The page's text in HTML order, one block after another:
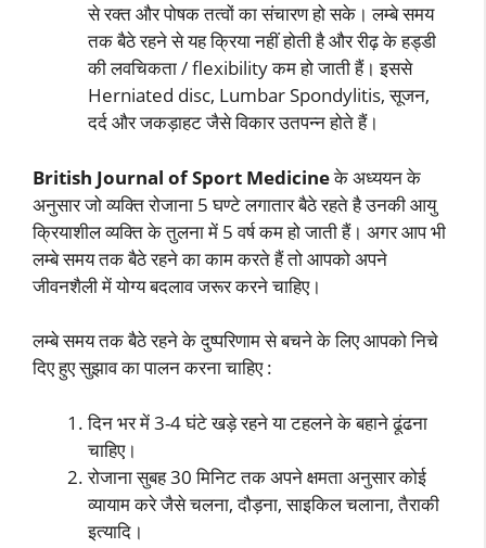
से रक्त और पोषक तत्वों का संचारण हो सके। लम्बे समय
तक बैठे रहने से यह क्रिया नहीं होती है और रीढ़ के हड्डी
की लवचिकता / flexibility कम हो जाती हैं। इससे
Herniated disc, Lumbar Spondylitis, सूजन,
दर्द और जकड़ाहट जैसे विकार उतपन्न होते हैं।
British Journal of Sport Medicineके अध्ययन के
अनुसार जो व्यक्ति रोजाना 5 घण्टे लगातार बैठे रहते है उनकी आयु
क्रियाशील व्यक्ति के तुलना में 5 वर्ष कम हो जाती हैं। अगर आप भी
लम्बे समय तक बैठे रहने का काम करते हैं तो आपको अपने
जीवनशैली में योग्य बदलाव जरूर करने चाहिए।
लम्बे समय तक बैठे रहने के दुष्परिणाम से बचने के लिए आपको निचे
दिए हुए सुझाव का पालन करना चाहिए :
दिन भर में 3-4 घंटे खड़े रहने या टहलने के बहाने ढूंढना
चाहिए।
रोजाना सुबह 30 मिनिट तक अपने क्षमता अनुसार कोई
व्यायाम करे जैसे चलना, दौड़ना, साइकिल चलाना, तैराकी
इत्यादि।